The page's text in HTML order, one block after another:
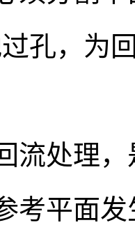
过孔，为
流处理
考平面